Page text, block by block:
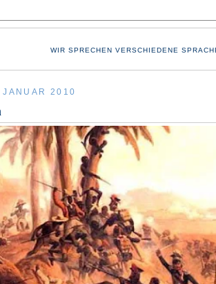
WIR SPRECHEN VERSCHIEDENE
2010